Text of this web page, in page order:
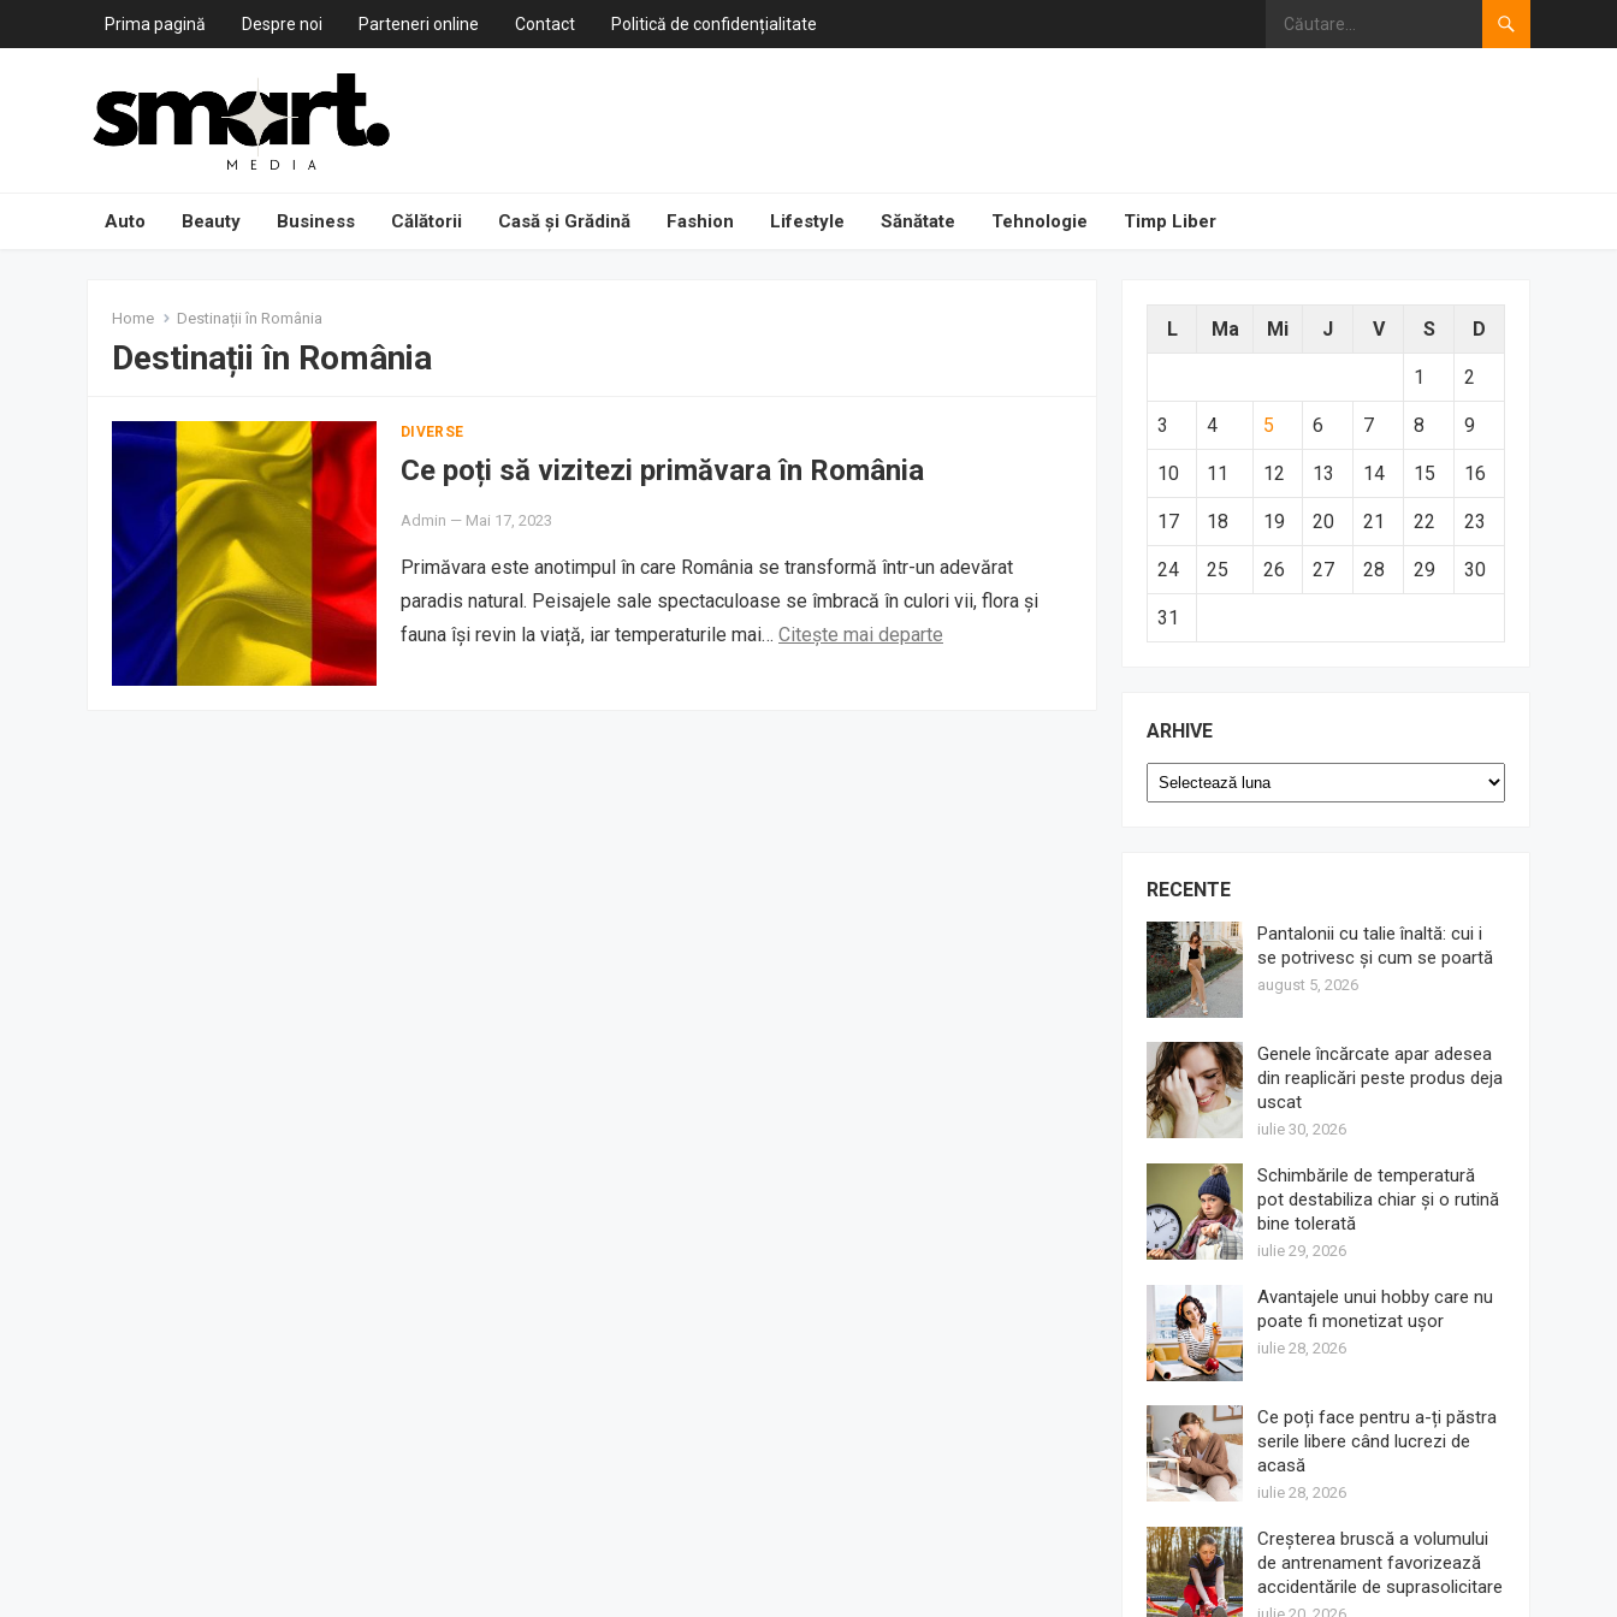
Prima pagină Despre noi Parteneri online Contact Politică de confidențialitate
Auto Beauty Business Călătorii Casă și Grădină Fashion Lifestyle Sănătate Tehnologie Timp Liber
Home Destinații în România
Destinații în România
DIVERSE
Ce poți să vizitezi primăvara în România
Admin — Mai 17, 2023
Primăvara este anotimpul în care România se transformă într-un adevărat
paradis natural. Peisajele sale spectaculoase se îmbracă în culori vii, flora și
fauna își revin la viață, iar temperaturile mai… Citește mai departe
L Ma Mi J V S D
1 2
3 4 5 6 7 8 9
10 11 12 13 14 15 16
17 18 19 20 21 22 23
24 25 26 27 28 29 30
31
ARHIVE
Arhive
RECENTE
Pantalonii cu talie înaltă: cui i
se potrivesc și cum se poartă
august 5, 2026
Genele încărcate apar adesea
din reaplicări peste produs deja
uscat
iulie 30, 2026
Schimbările de temperatură
pot destabiliza chiar și o rutină
bine tolerată
iulie 29, 2026
Avantajele unui hobby care nu
poate fi monetizat ușor
iulie 28, 2026
Ce poți face pentru a-ți păstra
serile libere când lucrezi de
acasă
iulie 28, 2026
Creșterea bruscă a volumului
de antrenament favorizează
accidentările de suprasolicitare